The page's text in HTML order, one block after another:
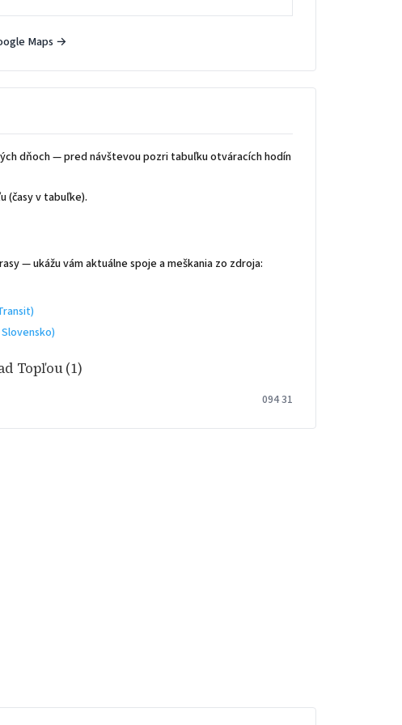
Maps →
dňoch — pred návštevou pozri tabuľku otváracích hodín
(časy v tabuľke).
— ukážu vám aktuálne spoje a meškania zo zdroja:
Topľou (1)
094 31